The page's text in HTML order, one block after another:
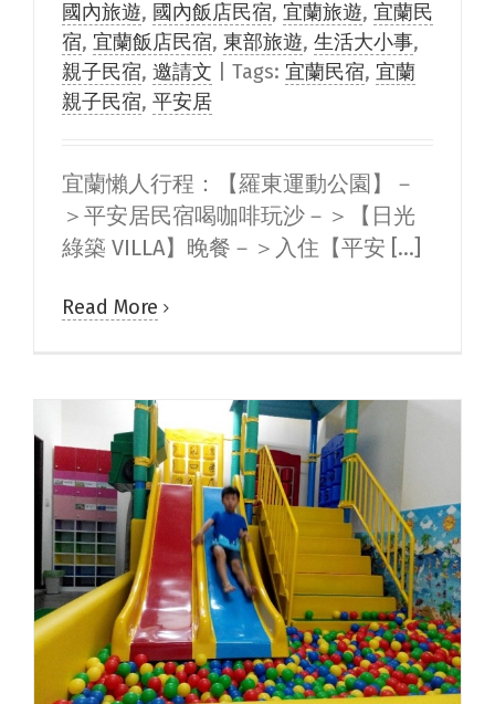
國內旅遊, 國內飯店民宿, 宜蘭旅遊, 宜蘭民
宿, 宜蘭飯店民宿, 東部旅遊, 生活大小事,
親子民宿, 邀請文 Tags: 宜蘭民宿, 宜蘭
親子民宿, 平安居
宜蘭懶人行程：【羅東運動公園】－
＞平安居民宿喝咖啡玩沙－＞【日光
綠築 VILLA】晚餐－＞入住【平安 [...]
Read More